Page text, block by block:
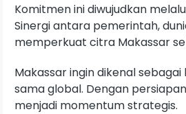
Komitmen ini diwujudkan
Sinergi antara pemerintah,
memperkuat citra Makassar
Makassar ingin dikenal
sama global. Dengan
menjadi momentum strategis.